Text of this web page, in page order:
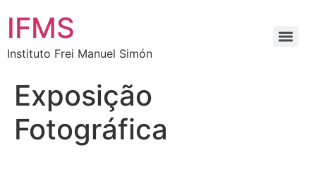
IFMS
Instituto Frei Manuel Simón
Exposição
Fotográfica